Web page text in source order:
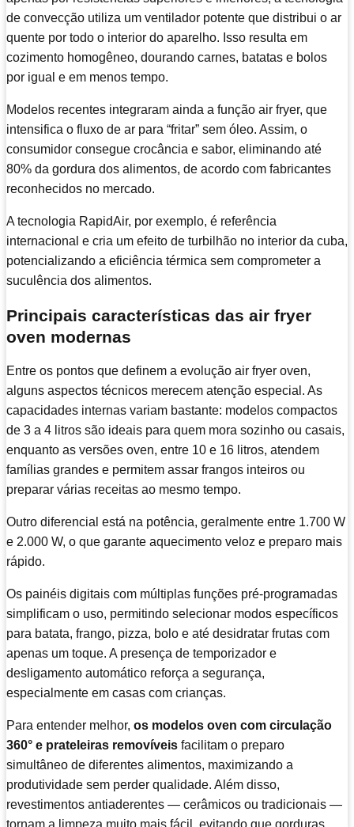
de convecção utiliza um ventilador potente que distribui o ar
quente por todo o interior do aparelho. Isso resulta em
cozimento homogêneo, dourando carnes, batatas e bolos
por igual e em menos tempo.
Modelos recentes integraram ainda a função air fryer, que
intensifica o fluxo de ar para “fritar” sem óleo. Assim, o
consumidor consegue crocância e sabor, eliminando até
80% da gordura dos alimentos, de acordo com fabricantes
reconhecidos no mercado.
A tecnologia RapidAir, por exemplo, é referência
internacional e cria um efeito de turbilhão no interior da cuba,
potencializando a eficiência térmica sem comprometer a
suculência dos alimentos.
Principais características das air fryer
oven modernas
Entre os pontos que definem a evolução air fryer oven,
alguns aspectos técnicos merecem atenção especial. As
capacidades internas variam bastante: modelos compactos
de 3 a 4 litros são ideais para quem mora sozinho ou casais,
enquanto as versões oven, entre 10 e 16 litros, atendem
famílias grandes e permitem assar frangos inteiros ou
preparar várias receitas ao mesmo tempo.
Outro diferencial está na potência, geralmente entre 1.700 W
e 2.000 W, o que garante aquecimento veloz e preparo mais
rápido.
Os painéis digitais com múltiplas funções pré-programadas
simplificam o uso, permitindo selecionar modos específicos
para batata, frango, pizza, bolo e até desidratar frutas com
apenas um toque. A presença de temporizador e
desligamento automático reforça a segurança,
especialmente em casas com crianças.
Para entender melhor, os modelos oven com circulação
360° e prateleiras removíveis facilitam o preparo
simultâneo de diferentes alimentos, maximizando a
produtividade sem perder qualidade. Além disso,
revestimentos antiaderentes — cerâmicos ou tradicionais —